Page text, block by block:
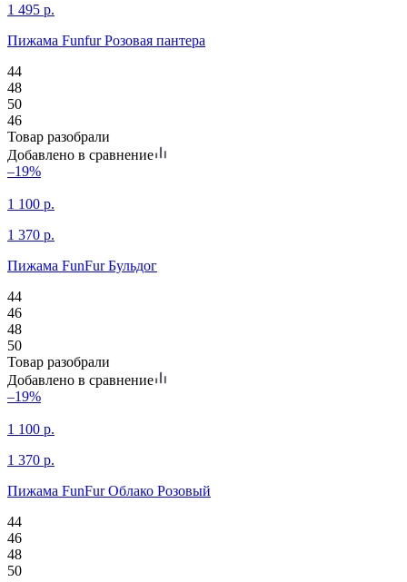
1 495 р.
Пижама Funfur Розовая пантера
44
48
50
46
Товар разобрали
Добавлено в сравнение
–19%
1 100 р.
1 370 р.
Пижама FunFur Бульдог
44
46
48
50
Товар разобрали
Добавлено в сравнение
–19%
1 100 р.
1 370 р.
Пижама FunFur Облако Розовый
44
46
48
50